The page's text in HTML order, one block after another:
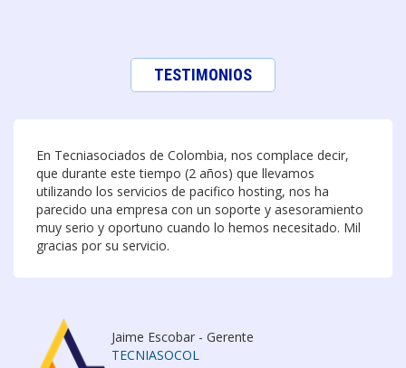
TESTIMONIOS
En Tecniasociados de Colombia, nos complace decir,
que durante este tiempo (2 años) que llevamos
utilizando los servicios de pacifico hosting, nos ha
parecido una empresa con un soporte y asesoramiento
muy serio y oportuno cuando lo hemos necesitado. Mil
gracias por su servicio.
Jaime Escobar - Gerente
TECNIASOCOL